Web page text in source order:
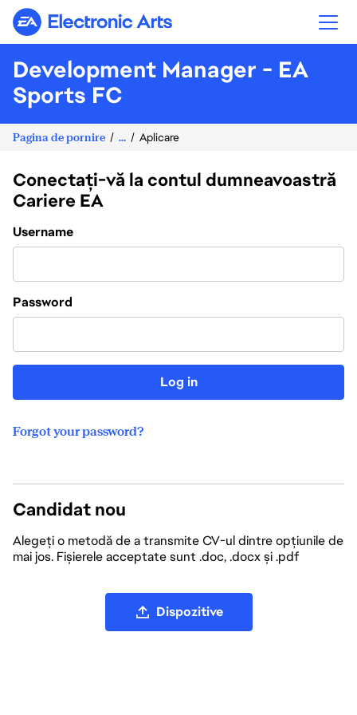
Electronic Arts
Development Manager - EA
Sports FC
Pagina de pornire ... Aplicare
Conectați-vă la contul dumneavoastră
Cariere EA
Login
Username
Password
Log in
Forgot your password?
Candidat nou
Alegeți o metodă de a transmite CV-ul dintre opțiunile de
mai jos. Fișierele acceptate sunt .doc, .docx și .pdf
Dispozitive